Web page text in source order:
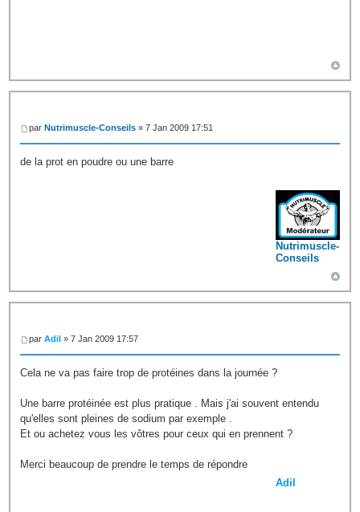
parNutrimuscle-Conseils » 7 Jan 2009 17:51
de la prot en poudre ou une barre
Nutrimuscle-
Conseils
parAdil » 7 Jan 2009 17:57
Cela ne va pas faire trop de protéines dans la journée ?
Une barre protéinée est plus pratique . Mais j'ai souvent entendu
qu'elles sont pleines de sodium par exemple .
Et ou achetez vous les vôtres pour ceux qui en prennent ?
Merci beaucoup de prendre le temps de répondre
Adil